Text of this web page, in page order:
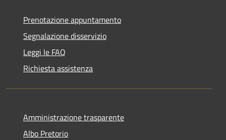
Prenotazione appuntamento
Segnalazione disservizio
Leggi le FAQ
Richiesta assistenza
Amministrazione trasparente
Albo Pretorio